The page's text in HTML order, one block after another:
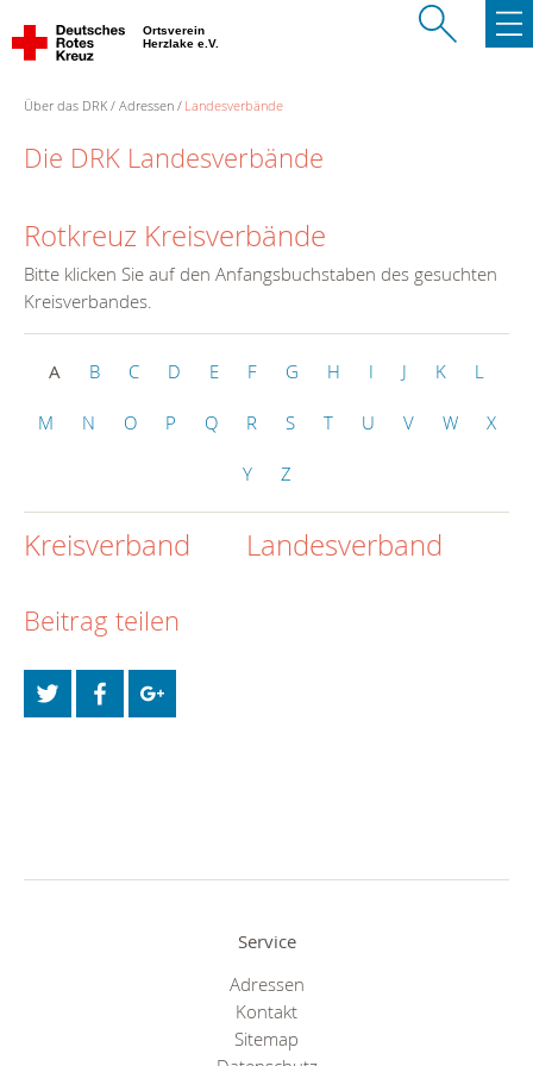
Ortsverein
Herzlake e.V.
Über das DRK Adressen Landesverbände
Die DRK Landesverbände
Rotkreuz Kreisverbände
Bitte klicken Sie auf den Anfangsbuchstaben des gesuchten
Kreisverbandes.
A B C D E F G H I J K L
M N O P Q R S T U V W X
Y Z
Kreisverband Landesverband
Beitrag teilen
Service
Adressen
Kontakt
Sitemap